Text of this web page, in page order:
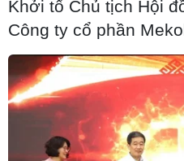
Tăng tốc giải ngân
tâm lý trông chờ
05/08/2026 14:39
Khởi tố Chủ tịch Hội
Công ty cổ phần